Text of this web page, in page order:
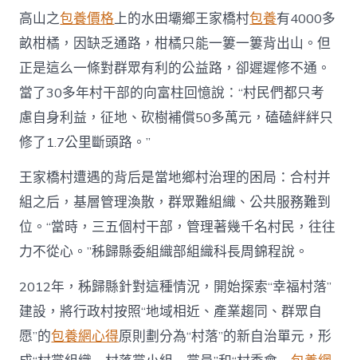
鄉
村
振
興
_
中
國
扶
線
_
國
家
扶
貧
戶〉
中
高山之包養價格上的水田壩鄉王家橋村包養有4000多
畝柑橘，因缺乏通路，柑橘只能一簍一簍背出山。但
正是這么一條對群眾有利的公益路，卻遲遲修不通。
當了30多年村干部的向富柱回憶說：“村民們都只考
慮自身利益，征地、砍樹補償50多萬元，磕磕絆絆只
修了1.7公里斷頭路。”
王家橋村遭遇的背后是當地鄉村治理的困局：合村并
組之后，基層管理渙散，群眾難組織、公共服務難到
位。“當時，三五個村干部，管理著幾千名村民，往往
力不從心。”秭歸縣委組織部組織科長周錦程說。
2012年，秭歸縣針對這種情況，開始探索“幸福村落”
建設，將行政村按照“地域相近、產業趨同、群眾自
愿”的包養網心得原則劃分為“村落”的新自治單元，形